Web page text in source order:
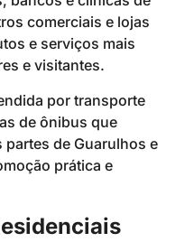
comerciais e lojas
e serviços mais
e visitantes.
por transporte
de ônibus que
de Guarulhos e
prática e